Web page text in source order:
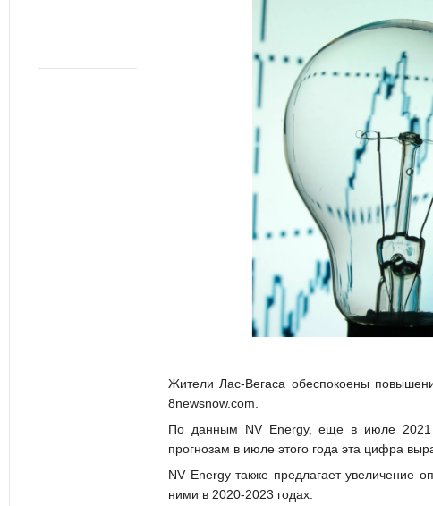
Жители Лас-Вегаса обеспокоены
8newsnow.com.
По данным NV Energy, еще в июле 2021
прогнозам в июле этого года эта цифра
NV Energy также предлагает увеличение
ними в 2020-2023 годах.